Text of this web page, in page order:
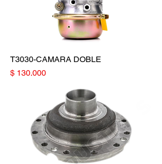
T3030-CAMARA DOBLE
Precio
$ 130.000